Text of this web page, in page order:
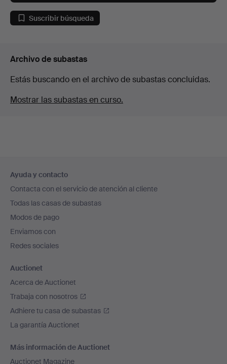
Suscribir búsqueda
Archivo de subastas
Estás buscando en el archivo de subastas concluidas.
Mostrar las subastas en curso.
en
el
pie
de
página
Ayuda y contacto
Contacta con el servicio de atención al cliente
Todas las casas de subastas
Modos de pago
Enviamos con
Redes sociales
Auctionet
Acerca de Auctionet
Trabaja con nosotros
Adhiere tu casa de subastas
La garantía Auctionet
Más información de Auctionet
Auctionet Magazine